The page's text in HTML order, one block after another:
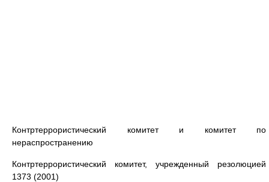
Контртеррористический комитет и комитет по
нераспространению
Контртеррористический комитет, учрежденный резолюцией
1373 (2001)